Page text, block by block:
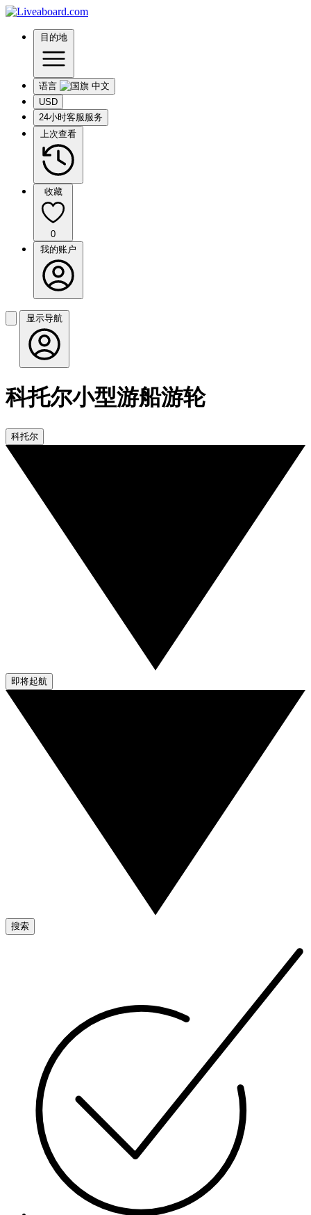
目的地
语言
USD
24小时客服服务
上次查看
收藏
0
我的账户
显示导航
科托尔小型游船游轮
科托尔
即将起航
搜索